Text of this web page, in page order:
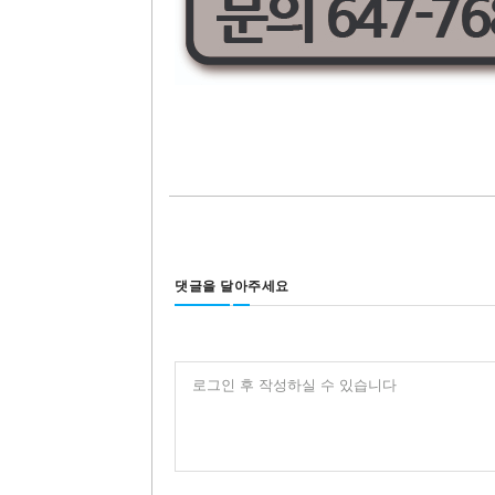
댓글을 달아주세요
로그인 후 작성하실 수 있습니다